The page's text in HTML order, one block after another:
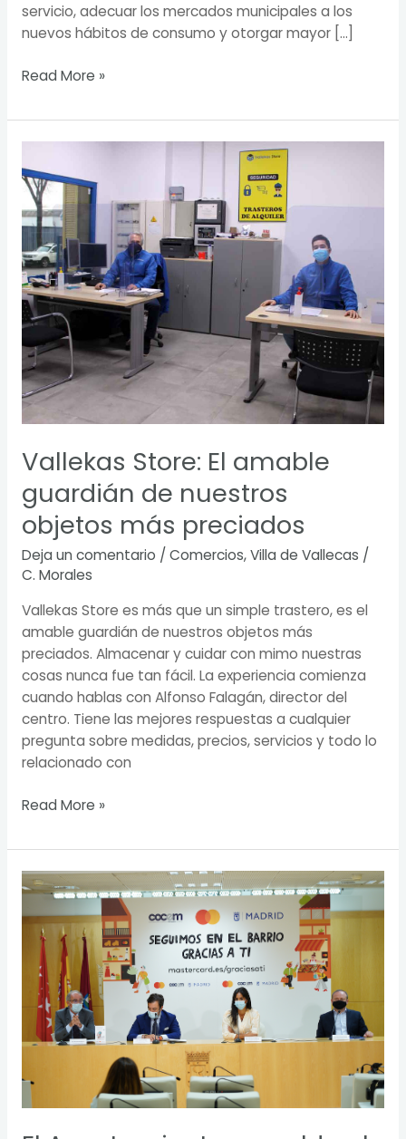
servicio, adecuar los mercados municipales a los
nuevos hábitos de consumo y otorgar mayor […]
Read More »
Vallekas Store: El amable
guardián de nuestros
objetos más preciados
Deja un comentario / Comercios,Villa de Vallecas /
C. Morales
Vallekas Store es más que un simple trastero, es el
amable guardián de nuestros objetos más
preciados. Almacenar y cuidar con mimo nuestras
cosas nunca fue tan fácil. La experiencia comienza
cuando hablas con Alfonso Falagán, director del
centro. Tiene las mejores respuestas a cualquier
pregunta sobre medidas, precios, servicios y todo lo
relacionado con
Store:
El
amable
guardián
de
nuestros
objetos
más
preciados
Read More »
El
Ayuntamiento
respalda
comercio
de
proximidad
con
campaña
‘Seguimos